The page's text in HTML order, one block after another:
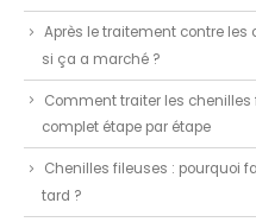
Après le traitement contre
si ça a marché ?
Comment traiter les
complet étape par étape
Chenilles fileuses : pourquoi
tard ?